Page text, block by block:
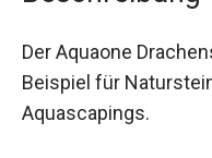
Der Aquaone
Beispiel für
Aquascapings.